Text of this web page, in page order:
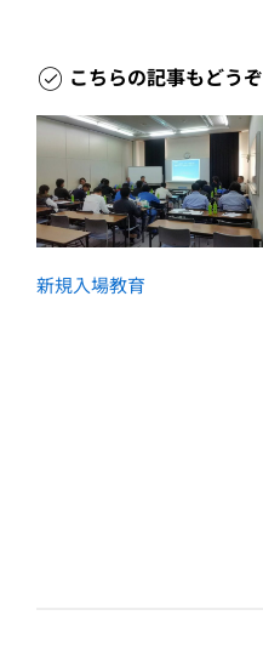
こちらの記事もどうぞ
新規入場教育